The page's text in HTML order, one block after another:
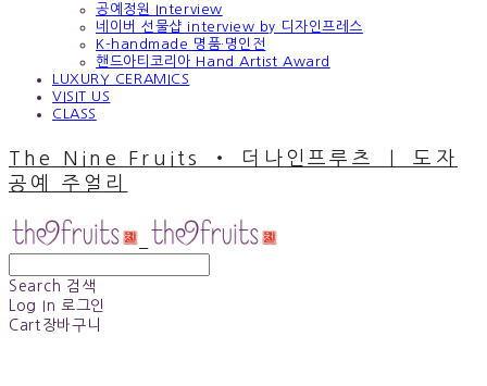
공예정원 Interview
네이버 선물샵 interview by 디자인프레스
K-handmade 명품·명인전
핸드아티코리아 Hand Artist Award
LUXURY CERAMICS
VISIT US
CLASS
The Nine Fruits ‧ 더나인프루츠 ｜ 도자
공예 주얼리
Search 검색
Log In 로그인
Cart 장바구니